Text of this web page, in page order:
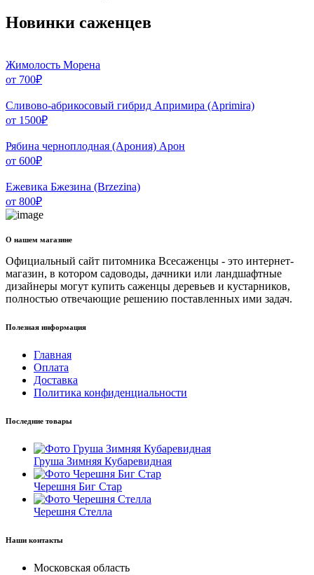
Новинки саженцев
Жимолость Морена
от 700₽
Сливово-абрикосовый гибрид Апримира (Aprimira)
от 1500₽
Рябина черноплодная (Арония) Арон
от 600₽
Ежевика Бжезина (Brzezina)
от 800₽
О нашем магазине
Официальный сайт питомника Всесаженцы - это интернет-
магазин, в котором садоводы, дачники или ландшафтные
дизайнеры могут купить саженцы деревьев и кустарников,
полностью отвечающие решению поставленных ими задач.
Полезная информация
Главная
Оплата
Доставка
Политика конфиденциальности
Последние товары
Груша Зимняя Кубаревидная
Черешня Биг Стар
Черешня Стелла
Наши контакты
Московская область